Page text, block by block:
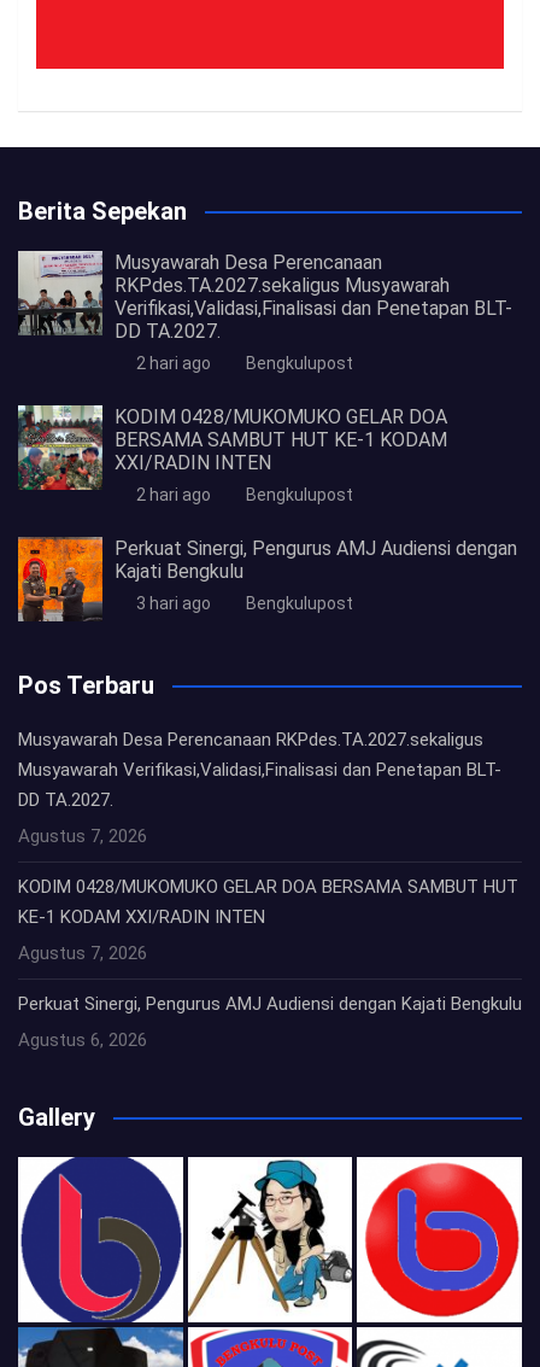
Berita Sepekan
Musyawarah Desa Perencanaan
RKPdes.TA.2027.sekaligus Musyawarah
Verifikasi,Validasi,Finalisasi dan Penetapan BLT-
DD TA.2027.
2 hari ago Bengkulupost
KODIM 0428/MUKOMUKO GELAR DOA
BERSAMA SAMBUT HUT KE-1 KODAM
XXI/RADIN INTEN
2 hari ago Bengkulupost
Perkuat Sinergi, Pengurus AMJ Audiensi dengan
Kajati Bengkulu
3 hari ago Bengkulupost
Pos Terbaru
Musyawarah Desa Perencanaan RKPdes.TA.2027.sekaligus
Musyawarah Verifikasi,Validasi,Finalisasi dan Penetapan BLT-
DD TA.2027.
Agustus 7, 2026
KODIM 0428/MUKOMUKO GELAR DOA BERSAMA SAMBUT HUT
KE-1 KODAM XXI/RADIN INTEN
Agustus 7, 2026
Perkuat Sinergi, Pengurus AMJ Audiensi dengan Kajati Bengkulu
Agustus 6, 2026
Gallery